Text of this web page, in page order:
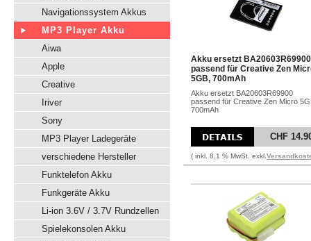
Navigationssystem Akkus
MP3 Player Akku
Aiwa
Apple
Creative
Iriver
Sony
MP3 Player Ladegeräte
verschiedene Hersteller
Funktelefon Akku
Funkgeräte Akku
Li-ion 3.6V / 3.7V Rundzellen
Spielekonsolen Akku
Akku ersetzt BA20603R69900
passend für Creative Zen
5GB, 700mAh
Akku ersetzt BA20603R69900
passend für Creative Zen Micro
700mAh
CHF
( inkl. 8.1 % MwSt. exkl.